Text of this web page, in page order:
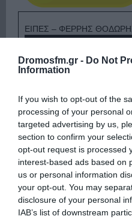
Dromosfm.gr - Do Not
Information
If you wish to opt-out of the
processing of your personal
targeted advertising by us,
section to confirm your
opt-out request is processed
interest-based ads based on
us or personal information
your opt-out. You may
disclosure of your personal
IAB’s list of downstream
ΕΙΠΕΣ – ΦΕΡΡΗΣ
Ψηφοφορία:4.2 . Από 391